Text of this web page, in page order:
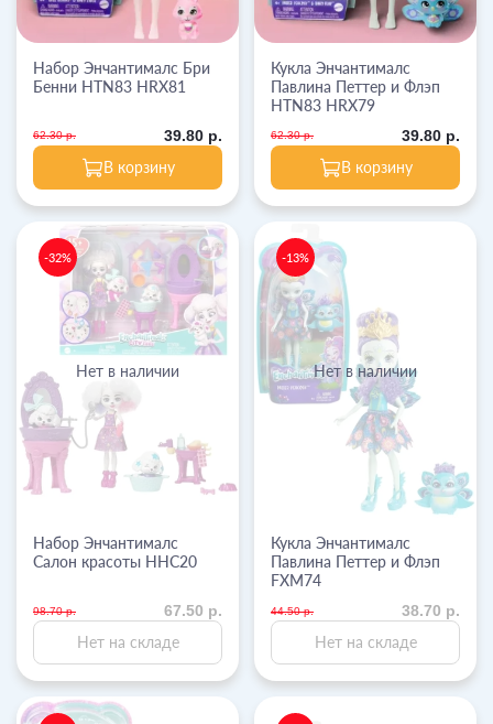
Набор Энчантималс Бри
Бенни HTN83 HRX81
62.30 р. 39.80 р.
В корзину
Кукла Энчантималс
Павлина Петтер и Флэп
HTN83 HRX79
62.30 р. 39.80 р.
В корзину
Нет в наличии
-32%
Набор Энчантималс
Салон красоты HHC20
98.70 р. 67.50 р.
Нет на складе
Нет в наличии
-13%
Кукла Энчантималс
Павлина Петтер и Флэп
FXM74
44.50 р. 38.70 р.
Нет на складе